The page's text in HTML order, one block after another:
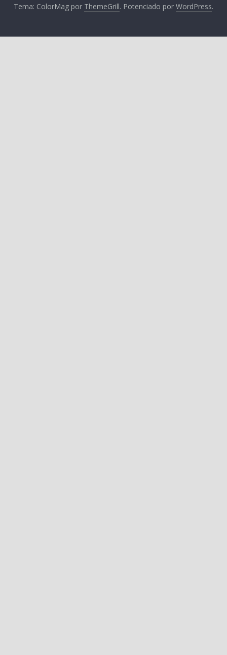
Tema: ColorMag por ThemeGrill. Potenciado por WordPress.